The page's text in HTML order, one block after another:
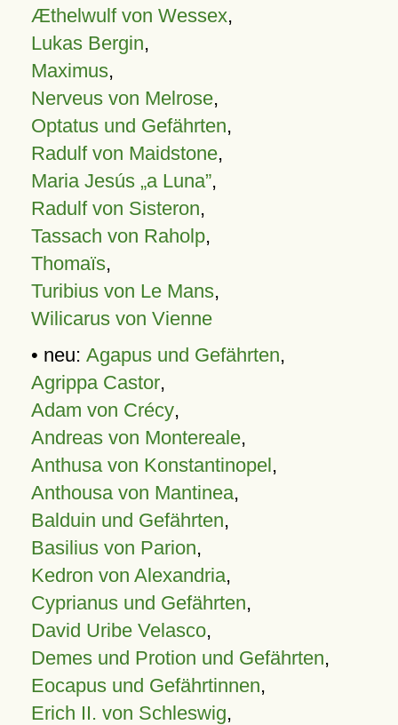
Æthelwulf von Wessex,
Lukas Bergin,
Maximus,
Nerveus von Melrose,
Optatus und Gefährten,
Radulf von Maidstone,
Maria Jesús „a Luna”,
Radulf von Sisteron,
Tassach von Raholp,
Thomaïs,
Turibius von Le Mans,
Wilicarus von Vienne
• neu: Agapus und Gefährten,
Agrippa Castor,
Adam von Crécy,
Andreas von Montereale,
Anthusa von Konstantinopel,
Anthousa von Mantinea,
Balduin und Gefährten,
Basilius von Parion,
Kedron von Alexandria,
Cyprianus und Gefährten,
David Uribe Velasco,
Demes und Protion und Gefährten,
Eocapus und Gefährtinnen,
Erich II. von Schleswig,